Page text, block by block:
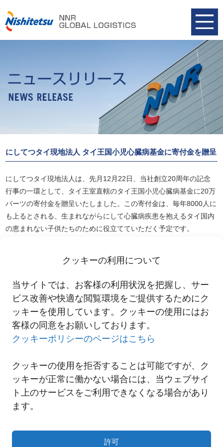
クッキーの利用について
当サイトでは、お客様の利用状況を把握し、サー
ビス改善や快適な閲覧環境をご提供するためにク
ッキーを使用しています。クッキーの使用にはお
客様の同意をお願いしております。
クッキーポリシーのページはこちら
クッキーの使用を拒否することは可能ですが、ク
ッキーが正常に働かない場合には、当ウェブサイ
ト上のサービスをご利用できなくなる場合があり
ます。
許可
にしてつタイ現地法人 タイ王国小児心臓病基金に寄付金を贈呈
にしてつタイ現地法人は、先月12月22日、当社創立20周年の記念
行事の一環として、タイ王室直轄のタイ王国小児心臓病基金に20万
バーツの寄付金を贈呈いたしました。この寄付金は、毎年8000人に
も上るとされる、生まれながらにして心臓病疾患を抱えるタイ国内
の恵まれない子供たちのために役立てていただく予定です。
元のお客様へ、高品質・高付加価値なサービスを提供し、地域と共
にしてつタイ現地法人 タイ王国小児心臓病基金に寄付金を贈呈
一覧へ